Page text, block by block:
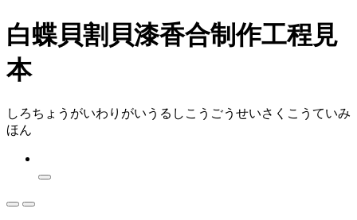
白蝶貝割貝漆香合制作工程見
本
しろちょうがいわりがいうるしこうごうせいさくこうていみ
ほん